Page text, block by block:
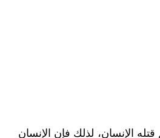
قتله الإنسان، لذلك فإن الإنسان